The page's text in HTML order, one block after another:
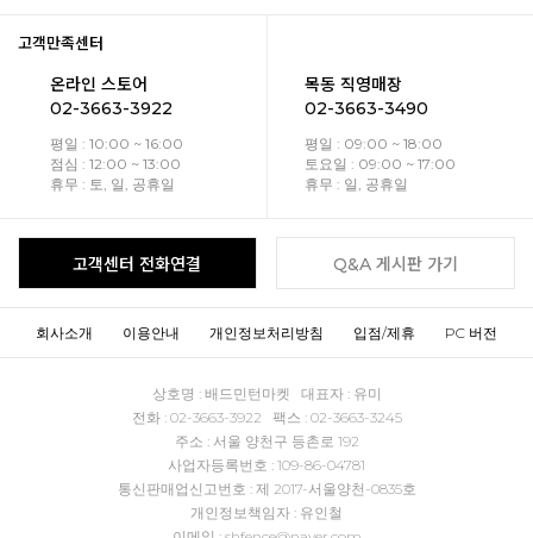
고객만족센터
온라인 스토어
02-3663-3922
평일 : 10:00 ~ 16:00
점심 : 12:00 ~ 13:00
휴무 : 토, 일, 공휴일
목동 직영매장
02-3663-3490
평일 : 09:00 ~ 18:00
토요일 : 09:00 ~ 17:00
휴무 : 일, 공휴일
고객센터 전화연결 Q&A 게시판 가기
회사소개 이용안내 개인정보처리방침 입점/제휴 PC 버전
상호명 : 배드민턴마켓 대표자 : 유미
전화 : 02-3663-3922 팩스 : 02-3663-3245
주소 : 서울 양천구 등촌로 192
사업자등록번호 : 109-86-04781
통신판매업신고번호 : 제 2017-서울양천-0835호
개인정보책임자 : 유인철